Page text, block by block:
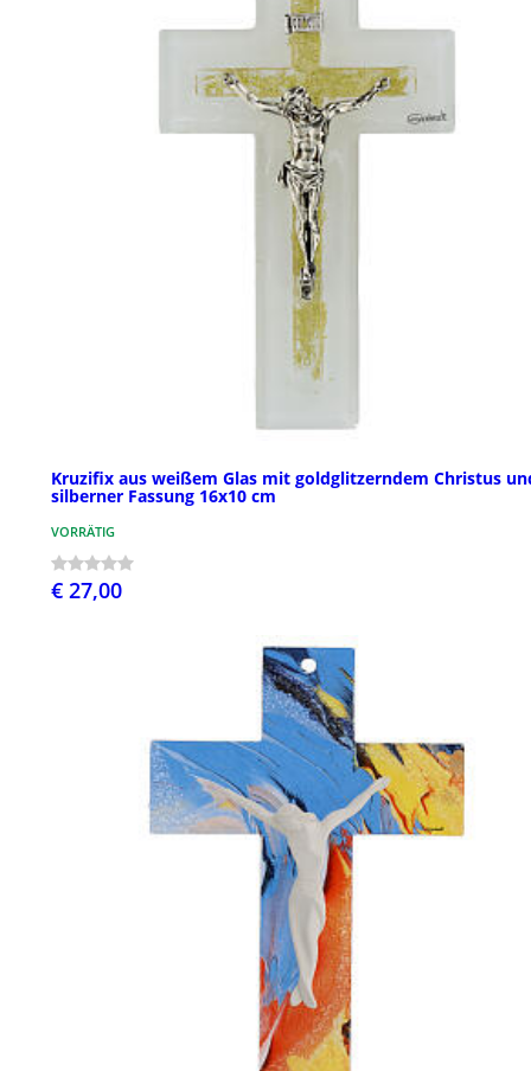
Kruzifix aus weißem Glas mit goldglitzerndem Christus
silberner Fassung 16x10 cm
VORRÄTIG
€ 27,00